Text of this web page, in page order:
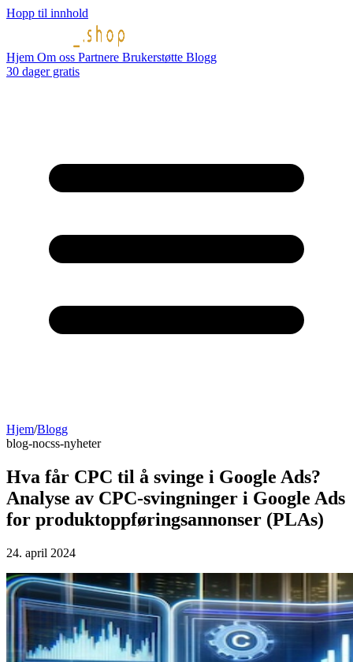
Hopp til innhold
Hjem Om oss Partnere Brukerstøtte Blogg
30 dager gratis
Hjem/Blogg
blog-nocss-nyheter
Hva får CPC til å svinge i Google Ads?
Analyse av CPC-svingninger i Google Ads
for produktoppføringsannonser (PLAs)
24. april 2024